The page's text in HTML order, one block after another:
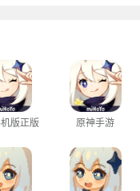
版正版 原神手游